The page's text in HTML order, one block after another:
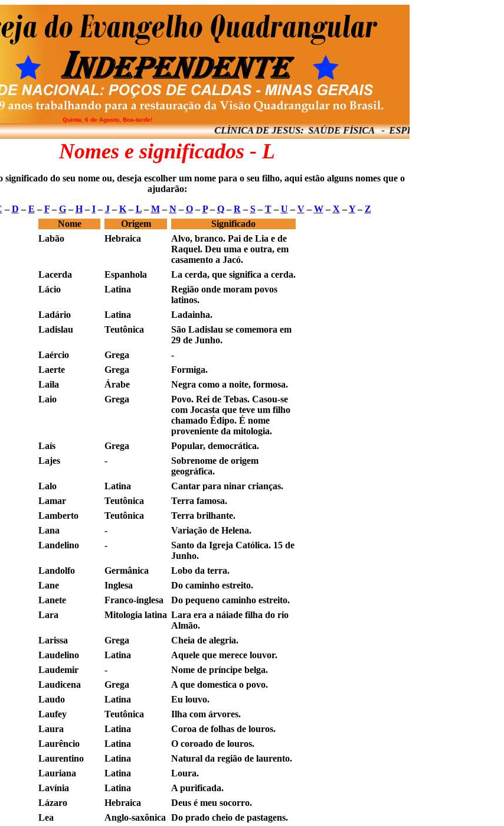
Quinta, 6 de Agosto, Boa-tarde!
CLÍNICA DE JESUS: SAÚDE FÍSICA - ESPIRITUAL - MENTAL E
Nomes e significados - L
significado do seu nome ou, deseja escolher um nome para o seu filho, aqui estão alguns nomes que o
ajudarão:
–D –E –F–G–H–I–J–K–L–M–N–O–P–Q–R –S–T–U –V–W–X –Y– Z
Nome
Origem
Significado
Labão
Hebraica
Alvo, branco. Pai de Lia e de
Raquel. Deu uma e outra, em
casamento a Jacó.
Lacerda
Espanhola
La cerda, que significa a cerda.
Lácio
Latina
Região onde moram povos
latinos.
Ladário
Latina
Ladainha.
Ladislau
Teutônica
São Ladislau se comemora em
29 de Junho.
Laércio
Grega
-
Laerte
Grega
Formiga.
Laila
Árabe
Negra como a noite, formosa.
Laio
Grega
Povo. Rei de Tebas. Casou-se
com Jocasta que teve um filho
chamado Édipo. É nome
proveniente da mitologia.
Laís
Grega
Popular, democrática.
Lajes
-
Sobrenome de origem
geográfica.
Lalo
Latina
Cantar para ninar crianças.
Lamar
Teutônica
Terra famosa.
Lamberto
Teutônica
Terra brilhante.
Lana
-
Variação de Helena.
Landelino
-
Santo da Igreja Católica. 15 de
Junho.
Landolfo
Germânica
Lobo da terra.
Lane
Inglesa
Do caminho estreito.
Lanete
Franco-inglesa
Do pequeno caminho estreito.
Lara
Mitologia latina Lara era a náiade filha do rio
Almão.
Larissa
Grega
Cheia de alegria.
Laudelino
Latina
Aquele que merece louvor.
Laudemir
-
Nome de príncipe belga.
Laudicena
Grega
A que domestica o povo.
Laudo
Latina
Eu louvo.
Laufey
Teutônica
Ilha com árvores.
Laura
Latina
Coroa de folhas de louros.
Laurêncio
Latina
O coroado de louros.
Laurentino
Latina
Natural da região de laurento.
Lauriana
Latina
Loura.
Lavínia
Latina
A purificada.
Lázaro
Hebraica
Deus é meu socorro.
Lea
Anglo-saxônica Do prado cheio de pastagens.